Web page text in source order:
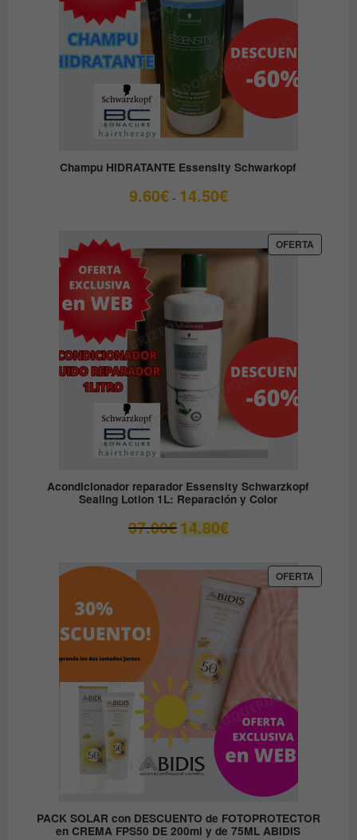
Champu HIDRATANTE Essensity Schwarkopf
9.60€ - 14.50€Rango
9.60€
OFERTA
EN
Acondicionador reparador Essensity Schwarzkopf
Sealing Lotion 1L: Reparación y Color
37.00€ El
precio
era:
37.00€.
14.80€El
precio
es:
14.80€.
OFERTA
EN
PACK SOLAR con DESCUENTO de FOTOPROTECTOR
en CREMA FPS50 DE 200ml y de 75ML ABIDIS